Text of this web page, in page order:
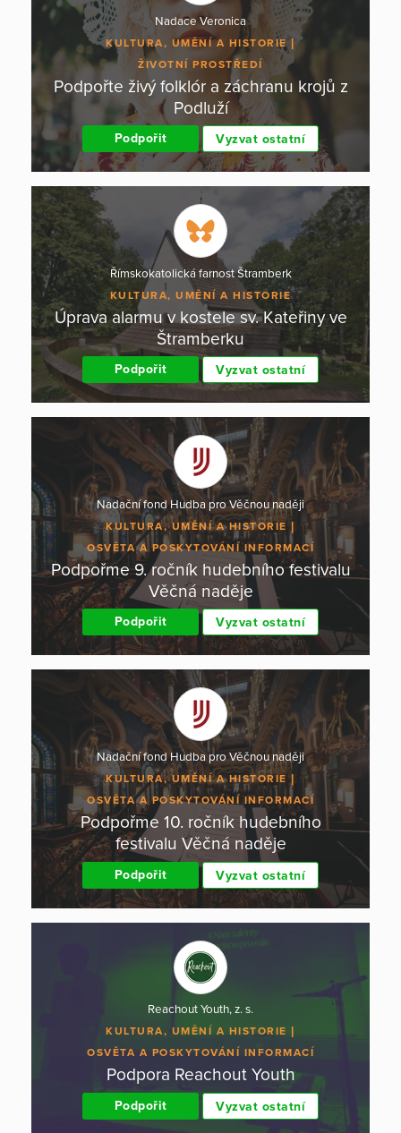
Nadace Veronica
KULTURA, UMĚNÍ A HISTORIE
ŽIVOTNÍ PROSTŘEDÍ
Podpořte živý folklór a záchranu krojů z
Podluží
Podpořit Vyzvat ostatní
Římskokatolická farnost Štramberk
KULTURA, UMĚNÍ A HISTORIE
Úprava alarmu v kostele sv. Kateřiny ve
Štramberku
Podpořit Vyzvat ostatní
Nadační fond Hudba pro Věčnou naději
KULTURA, UMĚNÍ A HISTORIE
OSVĚTA A POSKYTOVÁNÍ INFORMACÍ
Podpořme 9. ročník hudebního festivalu
Věčná naděje
Podpořit Vyzvat ostatní
Nadační fond Hudba pro Věčnou naději
KULTURA, UMĚNÍ A HISTORIE
OSVĚTA A POSKYTOVÁNÍ INFORMACÍ
Podpořme 10. ročník hudebního
festivalu Věčná naděje
Podpořit Vyzvat ostatní
Reachout Youth, z. s.
KULTURA, UMĚNÍ A HISTORIE
OSVĚTA A POSKYTOVÁNÍ INFORMACÍ
Podpora Reachout Youth
Podpořit Vyzvat ostatní